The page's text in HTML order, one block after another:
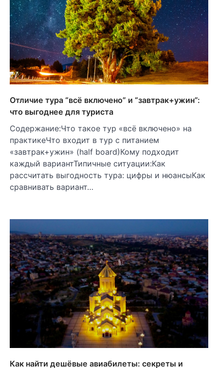
Отличие тура “всё включено” и “завтрак+ужин”:
что выгоднее для туриста
Содержание:Что такое тур «всё включено» на
практикеЧто входит в тур с питанием
«завтрак+ужин» (half board)Кому подходит
каждый вариантТипичные ситуации:Как
рассчитать выгодность тура: цифры и нюансыКак
сравнивать вариант…
Как найти дешёвые авиабилеты: секреты и